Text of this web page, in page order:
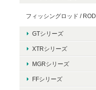
フィッシングロッド / ROD
GTシリーズ
XTRシリーズ
MGRシリーズ
FFシリーズ